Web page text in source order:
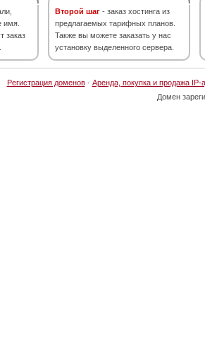
имя.
заказ
Второй шаг - заказ хостинга из
предлагаемых тарифных планов.
Также вы можете заказать у нас
установку выделенного сервера.
Регистрация доменов· Аренда, покупка и продажа IP-
Домен